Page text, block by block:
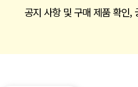
공지 사항 및 구매 제품 확인,